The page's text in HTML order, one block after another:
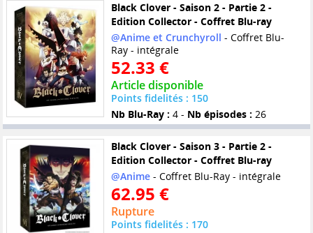
Black Clover - Saison 2 - Partie 2 -
Edition Collector - Coffret Blu-ray
@Anime et Crunchyroll - Coffret Blu-
Ray - intégrale
52.33 €
Article disponible
Points fidelités : 150
Nb Blu-Ray : 4 - Nb épisodes : 26
Black Clover - Saison 3 - Partie 2 -
Edition Collector - Coffret Blu-ray
@Anime- Coffret Blu-Ray - intégrale
62.95 €
Rupture
Points fidelités : 170